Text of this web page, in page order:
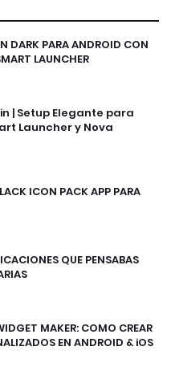
DARK PARA ANDROID CON
LAUNCHER
| Setup Elegante para
Launcher y Nova
ICON PACK APP PARA
QUE PENSABAS
MAKER: COMO CREAR
EN ANDROID & iOS